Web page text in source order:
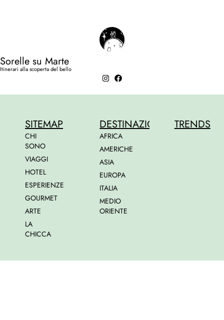
Sorelle su Marte
Itinerari alla scoperta del bello
SITEMAP
CHI
SONO
VIAGGI
HOTEL
ESPERIENZE
GOURMET
ARTE
LA
CHICCA
DESTINAZIONI
AFRICA
AMERICHE
ASIA
EUROPA
ITALIA
MEDIO
ORIENTE
TRENDS